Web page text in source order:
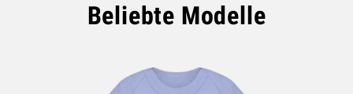
Beliebte Modelle